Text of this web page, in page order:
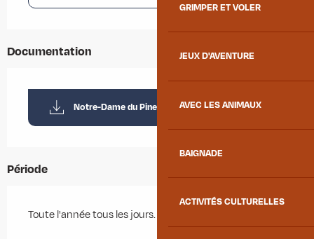
GRIMPER ET VOLER
JEUX D'AVENTURE
AVEC LES ANIMAUX
BAIGNADE
ACTIVITÉS CULTURELLES
Documentation
Notre-Dame du Pinet
Période
Toute l'année tous les jours.